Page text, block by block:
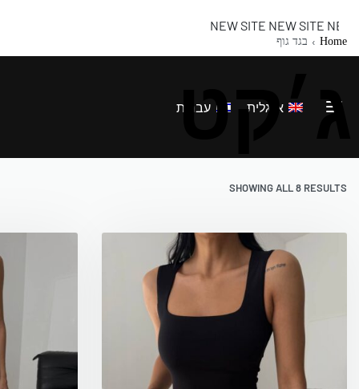
NEW SITE NEW SITE NEW SITE
אנגלית עברית
Home
› בגד גוף
ג׳קט
SHOWING ALL 8 RESULTS